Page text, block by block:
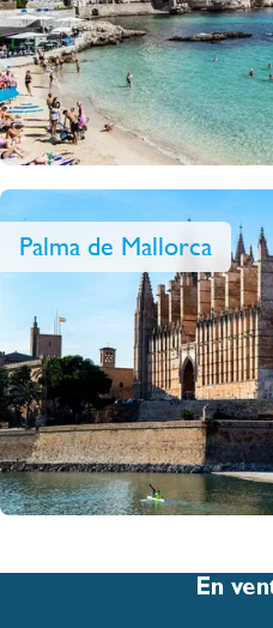
Palma de Mallorca
En